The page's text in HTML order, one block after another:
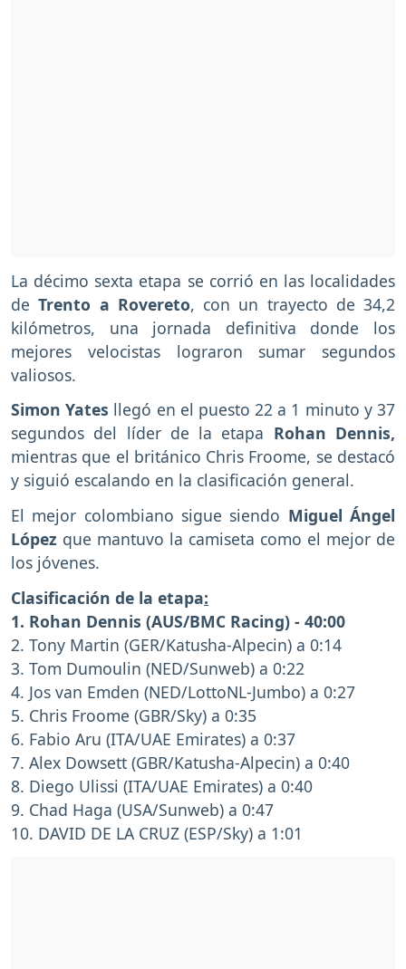
La décimo sexta etapa se corrió en las localidades
deTrento a Rovereto, con un trayecto de 34,2
kilómetros, una jornada definitiva donde los
mejores velocistas lograron sumar segundos
valiosos.
Simon Yates llegó en el puesto 22 a 1 minuto y 37
segundos del líder de la etapa Rohan Dennis,
mientras que el británico Chris Froome, se destacó
y siguió escalando en la clasificación general.
El mejor colombiano sigue siendo Miguel Ángel
López que mantuvo la camiseta como el mejor de
los jóvenes.
Clasificación de la etapa:
1. Rohan Dennis (AUS/BMC Racing) - 40:00
2. Tony Martin (GER/Katusha-Alpecin) a 0:14
3. Tom Dumoulin (NED/Sunweb) a 0:22
4. Jos van Emden (NED/LottoNL-Jumbo) a 0:27
5. Chris Froome (GBR/Sky) a 0:35
6. Fabio Aru (ITA/UAE Emirates) a 0:37
7. Alex Dowsett (GBR/Katusha-Alpecin) a 0:40
8. Diego Ulissi (ITA/UAE Emirates) a 0:40
9. Chad Haga (USA/Sunweb) a 0:47
10. DAVID DE LA CRUZ (ESP/Sky) a 1:01